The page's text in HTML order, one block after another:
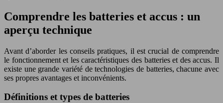
Comprendre les batteries et accus : un
aperçu technique
Avant d’aborder les conseils pratiques, il est crucial de comprendre
le fonctionnement et les caractéristiques des batteries et des accus. Il
existe une grande variété de technologies de batteries, chacune avec
ses propres avantages et inconvénients.
Définitions et types de batteries